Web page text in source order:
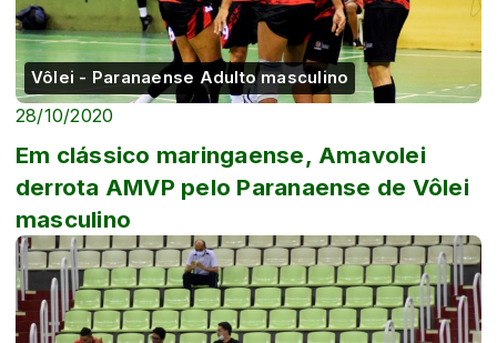
Vôlei - Paranaense Adulto masculino
28/10/2020
Em clássico maringaense, Amavolei
derrota AMVP pelo Paranaense de Vôlei
masculino